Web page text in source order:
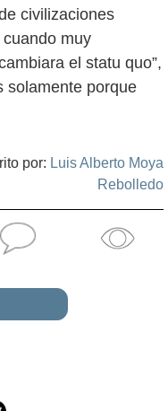
civilizaciones
muy
el statu quo”,
solamente porque
por: Luis Alberto Moya
Rebolledo